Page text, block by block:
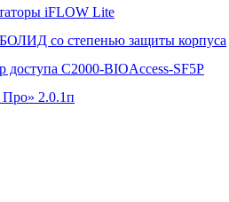
iFLOW Lite
со степенью защиты корпуса
доступа С2000-BIOAccess-SF5P
2.0.1п